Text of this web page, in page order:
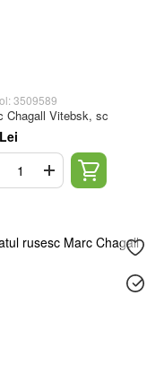
3509589
Chagall Vitebsk, sc